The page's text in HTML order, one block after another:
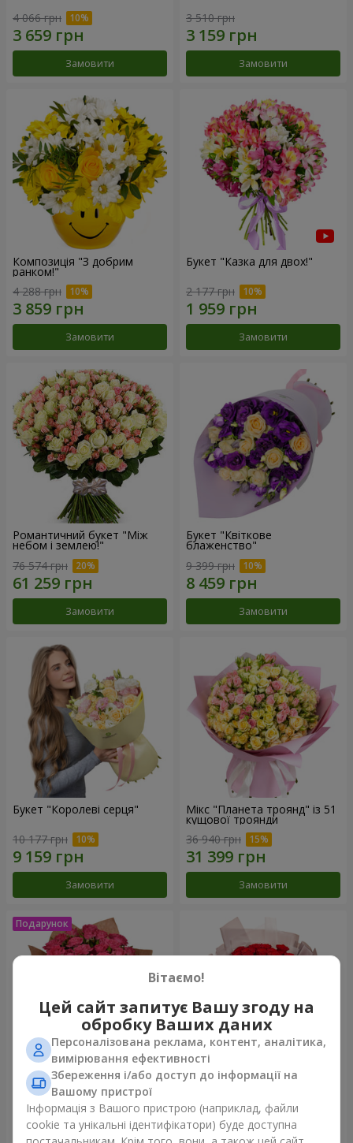
4 066 грн
Замовити
3 510 грн
Замовити
Композиція "З добрим
ранком!"
4 288 грн
Замовити
Букет "Казка для двох!"
2 177 грн
Замовити
Романтичний букет "Між
небом і землею!"
76 574 грн
Замовити
Букет "Квіткове
блаженство"
9 399 грн
Замовити
Букет "Королеві серця"
10 177 грн
Замовити
Мікс "Планета троянд" із 51
кущової троянди
36 940 грн
Замовити
Букет "Чарівність" з
повітряними кульками
11 874 грн
Букет з упаковкою "25
14 614 грн
Вітаємо!
Цей сайт запитує Вашу згоду на
обробку Ваших даних
Персоналізована реклама, контент, аналітика,
вимірювання ефективності
Збереження і/або доступ до інформації на
Вашому пристрої
Інформація з Вашого пристрою (наприклад, файли
cookie та унікальні ідентифікатори) буде доступна